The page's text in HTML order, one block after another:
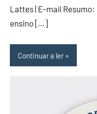
Lattes | E-mail Resumo:
ensino […]
Continuar a ler